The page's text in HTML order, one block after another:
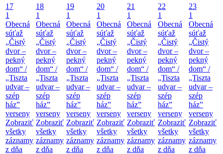
17
1
Obecná
súťaž
„Čistý
dvor –
pekný
dom“ /
„Tiszta
udvar –
szép
ház”
verseny
Zobraziť
všetky
záznamy
z dňa
18
1
Obecná
súťaž
„Čistý
dvor –
pekný
dom“ /
„Tiszta
udvar –
szép
ház”
verseny
Zobraziť
všetky
záznamy
z dňa
19
1
Obecná
súťaž
„Čistý
dvor –
pekný
dom“ /
„Tiszta
udvar –
szép
ház”
verseny
Zobraziť
všetky
záznamy
z dňa
20
1
Obecná
súťaž
„Čistý
dvor –
pekný
dom“ /
„Tiszta
udvar –
szép
ház”
verseny
Zobraziť
všetky
záznamy
z dňa
21
1
Obecná
súťaž
„Čistý
dvor –
pekný
dom“ /
„Tiszta
udvar –
szép
ház”
verseny
Zobraziť
všetky
záznamy
z dňa
22
1
Obecná
súťaž
„Čistý
dvor –
pekný
dom“ /
„Tiszta
udvar –
szép
ház”
verseny
Zobraziť
všetky
záznamy
z dňa
23
1
Obecná
súťaž
„Čistý
dvor –
pekný
dom“ /
„Tiszta
udvar –
szép
ház”
verseny
Zobraziť
všetky
záznamy
z dňa